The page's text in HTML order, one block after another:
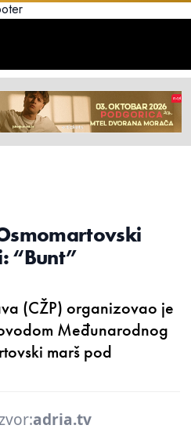
“Bunt”
(CŽP) organizovao je
Međunarodnog
marš pod
adria.tv